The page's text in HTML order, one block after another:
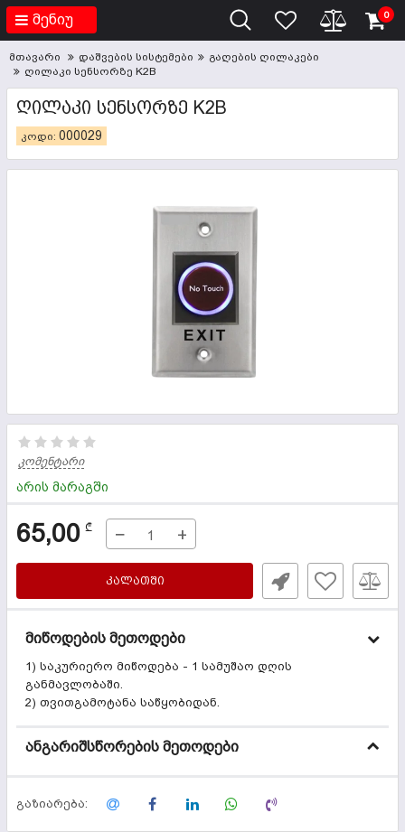
მენიუ 0
მთავარი დაშვების სისტემები
გაღების ღილაკები
ღილაკი სენსორზე K2B
ᲦᲘᲚᲐᲙᲘ ᲡᲔᲜᲡᲝᲠᲖᲔ K2B
კოდი: 000029
კომენტარი
არის მარაგში
65,00 ₾ − +
ᲙᲐᲚᲐᲗᲨᲘ
მიწოდების მეთოდები
1) საკურიერო მიწოდება - 1 სამუშაო დღის
განმავლობაში.
2) თვითგამოტანა საწყობიდან.
ანგარიშსწორების მეთოდები
გაზიარება: